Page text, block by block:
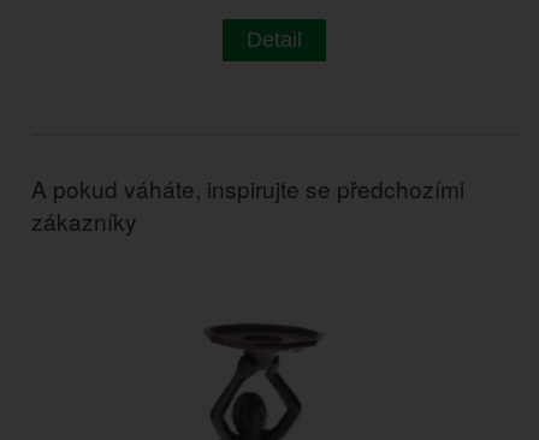
Detail
A pokud váháte, inspirujte se předchozími
zákazníky